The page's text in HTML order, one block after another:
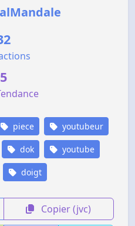
5
piece youtubeur
dok youtube
doigt
Copier (jvc)